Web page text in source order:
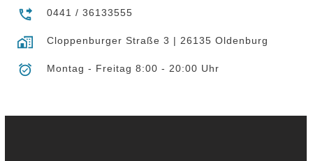
0441 / 36133555
Cloppenburger Straße 3 | 26135 Oldenburg
Montag - Freitag 8:00 - 20:00 Uhr